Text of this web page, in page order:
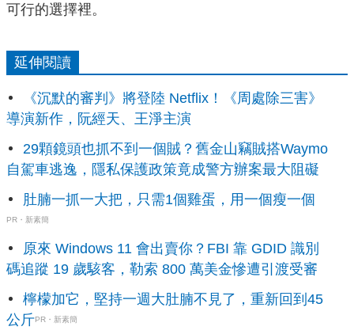
可行的選擇裡。
延伸閱讀
《沉默的審判》將登陸 Netflix！《周處除三害》
導演新作，阮經天、王淨主演
29顆鏡頭也抓不到一個賊？舊金山竊賊搭Waymo
自駕車逃逸，隱私保護政策竟成警方辦案最大阻礙
肚腩一抓一大把，只需1個雞蛋，用一個瘦一個
PR・新素簡
原來 Windows 11 會出賣你？FBI 靠 GDID 識別
碼追蹤 19 歲駭客，勒索 800 萬美金慘遭引渡受審
檸檬加它，堅持一週大肚腩不見了，重新回到45
公斤PR・新素簡